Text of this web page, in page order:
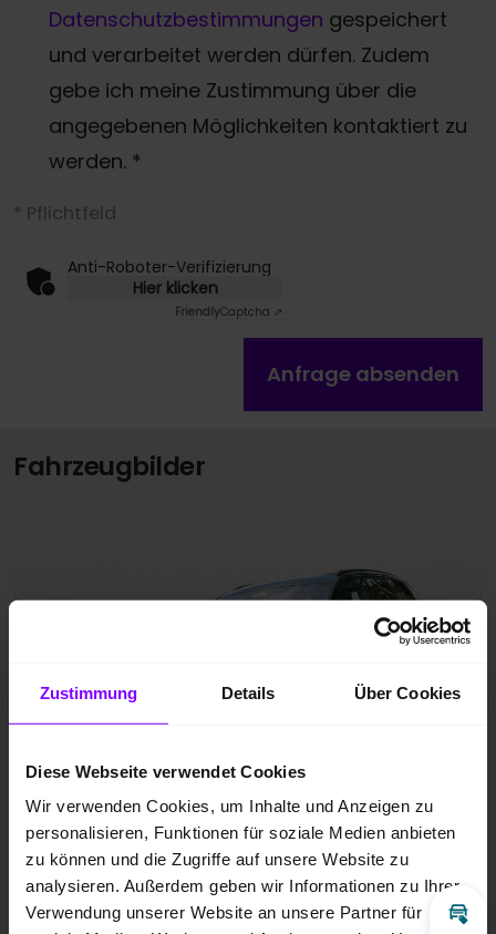
Zustimmung Details Über Cookies
Diese Webseite verwendet Cookies
Wir verwenden Cookies, um Inhalte und Anzeigen zu
personalisieren, Funktionen für soziale Medien anbieten
zu können und die Zugriffe auf unsere Website zu
analysieren. Außerdem geben wir Informationen zu Ihrer
Verwendung unserer Website an unsere Partner für
Datenschutzbestimmungen gespeichert
und verarbeitet werden dürfen. Zudem
gebe ich meine Zustimmung über die
angegebenen Möglichkeiten kontaktiert zu
werden. *
* Pflichtfeld
Anti-Roboter-Verifizierung
Hier klicken
FriendlyCaptcha ⇗
Anfrage absenden
Fahrzeugbilder